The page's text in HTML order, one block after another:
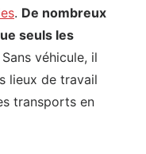
. De nombreux
seuls les
Sans véhicule, il
lieux de travail
transports en